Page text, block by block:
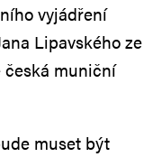
vyjádření
Lipavského ze
česká muniční
muset být